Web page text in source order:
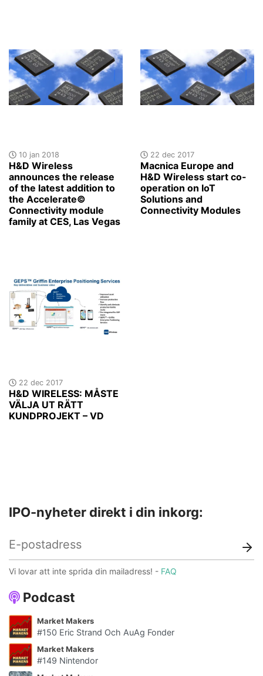
10 jan 2018
H&D Wireless
announces the release
of the latest addition to
the Accelerate©
Connectivity module
family at CES, Las Vegas
22 dec 2017
Macnica Europe and
H&D Wireless start co-
operation on IoT
Solutions and
Connectivity Modules
22 dec 2017
H&D WIRELESS: MÅSTE
VÄLJA UT RÄTT
KUNDPROJEKT – VD
Podcast
Market Makers
#150 Eric Strand Och AuAg Fonder
Market Makers
#149 Nintendor
IPO-nyheter direkt i din inkorg:
Vi lovar att inte sprida din mailadress! - FAQ